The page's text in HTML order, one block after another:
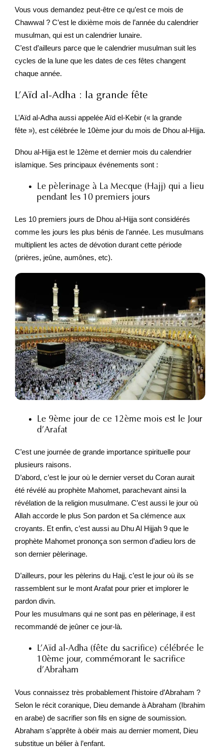
Vous vous demandez peut-être ce qu’est ce mois de
Chawwal ? C’est le dixième mois de l’année du calendrier
musulman, qui est un calendrier lunaire.
C’est d’ailleurs parce que le calendrier musulman suit les
cycles de la lune que les dates de ces fêtes changent
chaque année.
L’Aïd al-Adha : la grande fête
L’Aïd al-Adha aussi appelée Aïd el-Kebir (« la grande
fête »), est célébrée le 10ème jour du mois de Dhou al-Hijja.
Dhou al-Hijja est le 12ème et dernier mois du calendrier
islamique. Ses principaux événements sont :
Le pèlerinage à La Mecque (Hajj) qui a lieu
pendant les 10 premiers jours
Les 10 premiers jours de Dhou al-Hijja sont considérés
comme les jours les plus bénis de l’année. Les musulmans
multiplient les actes de dévotion durant cette période
(prières, jeûne, aumônes, etc).
Le 9ème jour de ce 12ème mois est le Jour
d’Arafat
C’est une journée de grande importance spirituelle pour
plusieurs raisons.
D’abord, c’est le jour où le dernier verset du Coran aurait
été révélé au prophète Mahomet, parachevant ainsi la
révélation de la religion musulmane. C’est aussi le jour où
Allah accorde le plus Son pardon et Sa clémence aux
croyants. Et enfin, c’est aussi au Dhu Al Hijjah 9 que le
prophète Mahomet prononça son sermon d’adieu lors de
son dernier pèlerinage.
D’ailleurs, pour les pèlerins du Hajj, c’est le jour où ils se
rassemblent sur le mont Arafat pour prier et implorer le
pardon divin.
Pour les musulmans qui ne sont pas en pèlerinage, il est
recommandé de jeûner ce jour-là.
L’Aïd al-Adha (fête du sacrifice) célébrée le
10ème jour, commémorant le sacrifice
d’Abraham
Vous connaissez très probablement l’histoire d’Abraham ?
Selon le récit coranique, Dieu demande à Abraham (Ibrahim
en arabe) de sacrifier son fils en signe de soumission.
Abraham s’apprête à obéir mais au dernier moment, Dieu
substitue un bélier à l’enfant.